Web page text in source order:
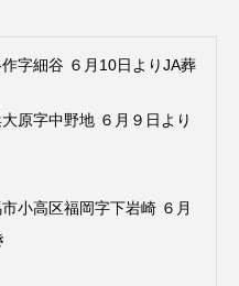
字細谷 ６月10日よりJA葬
原字中野地 ６月９日より
小高区福岡字下岩崎 ６月